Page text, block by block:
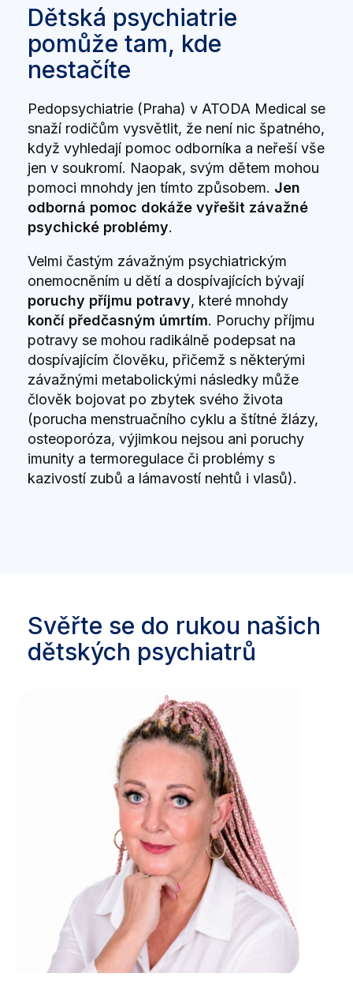
Dětská psychiatrie
pomůže tam, kde
nestačíte
Pedopsychiatrie (Praha) v ATODA Medical se
snaží rodičům vysvětlit, že není nic špatného,
když vyhledají pomoc odborníka a neřeší vše
jen v soukromí. Naopak, svým dětem mohou
pomoci mnohdy jen tímto způsobem. Jen
odborná pomoc dokáže vyřešit závažné
psychické problémy.
Velmi častým závažným psychiatrickým
onemocněním u dětí a dospívajících bývají
poruchy příjmu potravy, které mnohdy
končí předčasným úmrtím. Poruchy příjmu
potravy se mohou radikálně podepsat na
dospívajícím člověku, přičemž s některými
závažnými metabolickými následky může
člověk bojovat po zbytek svého života
(porucha menstruačního cyklu a štítné žlázy,
osteoporóza, výjimkou nejsou ani poruchy
imunity a termoregulace či problémy s
kazivostí zubů a lámavostí nehtů i vlasů).
Svěřte se do rukou našich
dětských psychiatrů